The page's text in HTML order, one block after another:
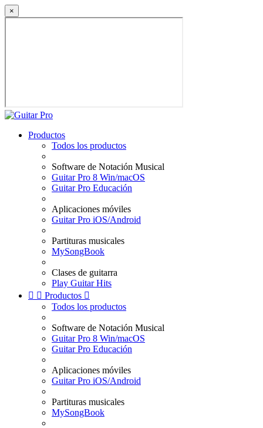
×
Productos
Todos los productos
Software de Notación Musical
Guitar Pro 8 Win/macOS
Guitar Pro Educación
Aplicaciones móviles
Guitar Pro iOS/Android
Partituras musicales
MySongBook
Clases de guitarra
Play Guitar Hits
  Productos 
Todos los productos
Software de Notación Musical
Guitar Pro 8 Win/macOS
Guitar Pro Educación
Aplicaciones móviles
Guitar Pro iOS/Android
Partituras musicales
MySongBook